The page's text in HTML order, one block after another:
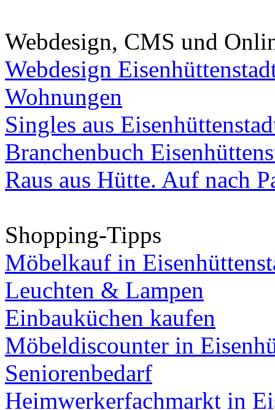
Webdesign, CMS und
Webdesign
Wohnungen
Singles aus
Branchenbuch
Raus aus Hütte. Auf nach
Shopping-Tipps
Möbelkauf in
Leuchten & Lampen
Einbauküchen kaufen
Möbeldiscounter in
Seniorenbedarf
Heimwerkerfachmarkt in